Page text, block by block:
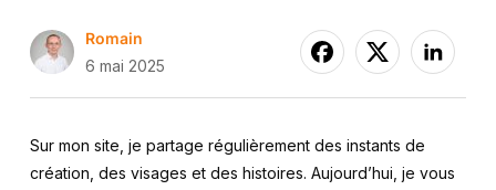
Romain
6 mai 2025
Sur mon site, je partage régulièrement des instants de
création, des visages et des histoires. Aujourd’hui, je vous